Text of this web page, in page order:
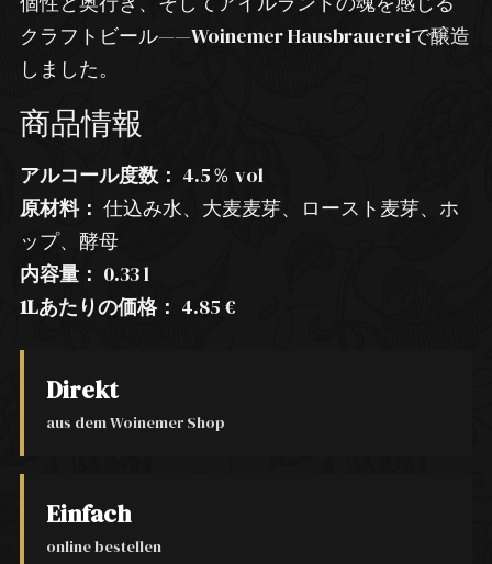
クラフトビール——Woinemer Hausbrauereiで醸造
しました。
商品情報
アルコール度数： 4.5％ vol
原材料： 仕込み水、大麦麦芽、ロースト麦芽、ホ
ップ、酵母
内容量： 0.33 l
1Lあたりの価格： 4.85 €
Direkt
aus dem Woinemer Shop
Einfach
online bestellen